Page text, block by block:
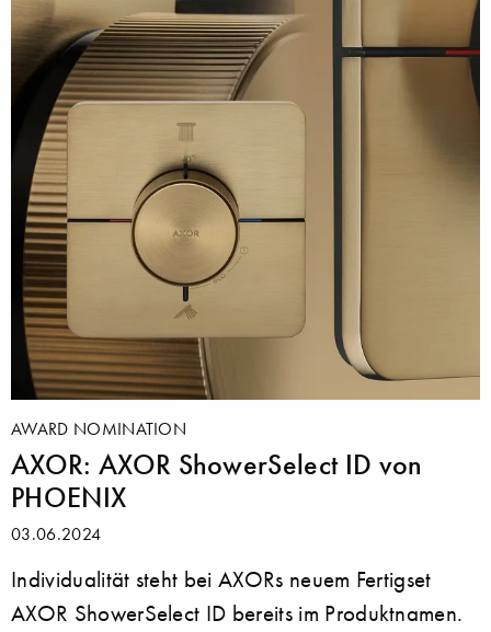
AWARD NOMINATION
AXOR: AXOR ShowerSelect ID von
PHOENIX
03.06.2024
Individualität steht bei AXORs neuem Fertigset
AXOR ShowerSelect ID bereits im Produktnamen.